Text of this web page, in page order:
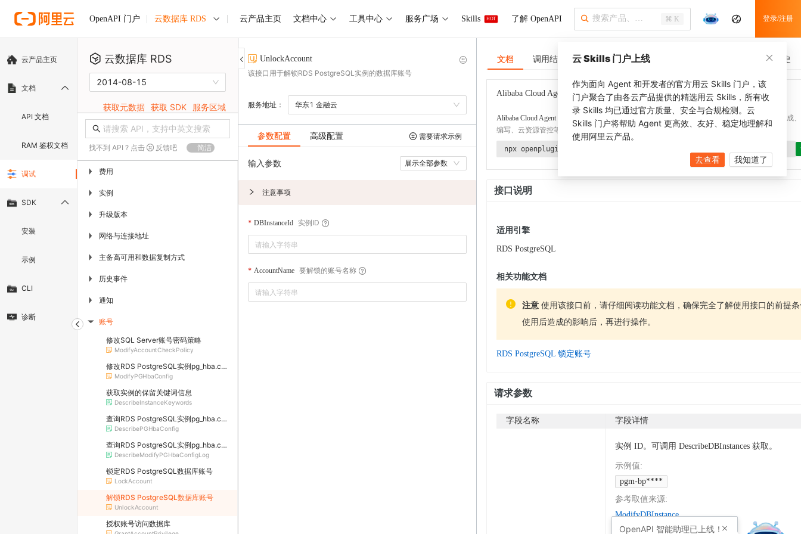
OpenAPI 门户 云数据库 RDS 云产品主页 文档中心 工具中心 服务广场 Skills HOT 了解 OpenAPI ⌘ K 登录/注册
云产品主页
文档
API 文档
RAM 鉴权文档
调试
SDK
安装
示例
CLI
诊断
云数据库 RDS
2014-08-15
获取元数据 获取 SDK 服务区域
找不到 API ? 点击 反馈吧 简洁
▶ 费用
▶ 实例
▶ 升级版本
▶ 网络与连接地址
▶ 主备高可用和数据复制方式
▶ 历史事件
▶ 通知
▶ 账号
修改SQL Server账号密码策略
ModifyAccountCheckPolicy
修改RDS PostgreSQL实例pg_hba.conf文件配置
ModifyPGHbaConfig
获取实例的保留关键词信息
DescribeInstanceKeywords
查询RDS PostgreSQL实例pg_hba.conf文件配置
DescribePGHbaConfig
查询RDS PostgreSQL实例pg_hba.conf文件修改记录
DescribeModifyPGHbaConfigLog
锁定RDS PostgreSQL数据库账号
LockAccount
解锁RDS PostgreSQL数据库账号
UnlockAccount
授权账号访问数据库
UnlockAccount
该接口用于解锁RDS PostgreSQL实例的数据库账号
服务地址： 华东1 金融云
参数配置 高级配置 需要请求示例
输入参数 展示全部参数
注意事项
DBInstanceId 实例ID
AccountName 要解锁的账号名称
文档 调用结果 SDK 示例 CLI 示例 调用历史
Alibaba Cloud Agent Toolkit 了解更多
Alibaba Cloud Agent Toolkit
提供 Agent 插件、技能、MCP 配置和验证工具，涵盖 SDK 代码生成、
编写、云资源管控等能力。通过 alibabacloud-agent-toolkit-install 技能可快速完成本地配置。
npx openplugin aliyun/alibabacloud-agent-toolkit
接口说明
适用引擎
RDS PostgreSQL
相关功能文档
注意 使用该接口前，请仔细阅读功能文档，确保完全了解使用接口的前提
使用后造成的影响后，再进行操作。
RDS PostgreSQL 锁定账号
请求参数
字段名称 字段详情
实例 ID。可调用 DescribeDBInstances 获取。
示例值:
pgm-bp****
参考取值来源:
ModifyDBInstance
云 Skills 门户上线
作为面向 Agent 和开发者的官方用云 Skills 门户，该
门户聚合了由各云产品提供的精选用云 Skills，所有收
录 Skills 均已通过官方质量、安全与合规检测。云
Skills 门户将帮助 Agent 更高效、友好、稳定地理解和
使用阿里云产品。
去查看 我知道了
OpenAPI 智能助理已上线！